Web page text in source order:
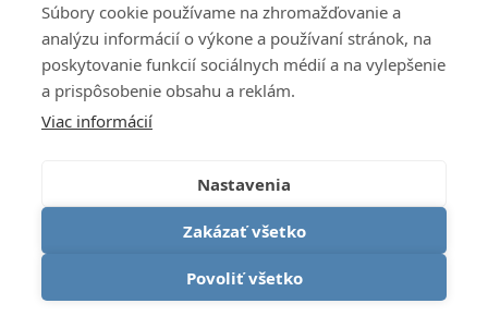
Súbory cookie používame na zhromažďovanie a
analýzu informácií o výkone a používaní stránok, na
poskytovanie funkcií sociálnych médií a na vylepšenie
a prispôsobenie obsahu a reklám.
Viac informácií
Nastavenia
Zakázať všetko
Povoliť všetko